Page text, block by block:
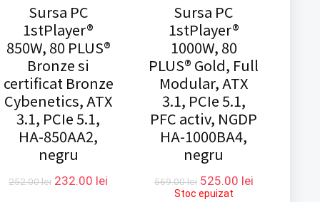
Sursa PC
1stPlayer®
850W, 80 PLUS®
Bronze si
certificat Bronze
Cybenetics, ATX
3.1, PCIe 5.1,
HA-850AA2,
negru
252.00lei Prețul
232.00 lei
Sursa PC
1stPlayer®
1000W, 80
PLUS® Gold, Full
Modular, ATX
3.1, PCIe 5.1,
PFC activ, NGDP
HA-1000BA4,
negru
569.00lei Prețul
inițial
525.00 leiPrețul
Stoc epuizat